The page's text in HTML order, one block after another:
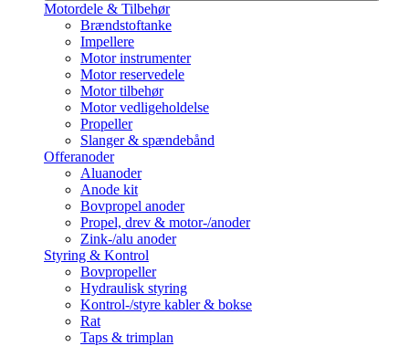
Motordele & Tilbehør
Brændstoftanke
Impellere
Motor instrumenter
Motor reservedele
Motor tilbehør
Motor vedligeholdelse
Propeller
Slanger & spændebånd
Offeranoder
Aluanoder
Anode kit
Bovpropel anoder
Propel, drev & motor-/anoder
Zink-/alu anoder
Styring & Kontrol
Bovpropeller
Hydraulisk styring
Kontrol-/styre kabler & bokse
Rat
Taps & trimplan